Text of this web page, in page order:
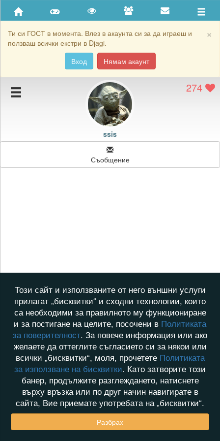
×
Ти си ГОСТ в момента. Влез в акаунта си за да играеш и
ползваш всички екстри в Djagi.
Вход
Нямам акаунт
Приятели
Хронология на игри
Подаръците на ssis 274
ssis
Съобщение
Този сайт и използваните от него външни услуги
прилагат „бисквитки“ и сходни технологии, които
са необходими за правилното му функциониране
и за постигане на целите, посочени в Политиката
за поверителност. За повече информация или ако
желаете да оттеглите съгласието си за някои или
всички „бисквитки“, моля, прочетете Политиката
за използване на бисквитки. Като затворите този
банер, продължите разглеждането, натиснете
върху връзка или по друг начин навигирате в
сайта, Вие приемате употребата на „бисквитки“.
Разбрах